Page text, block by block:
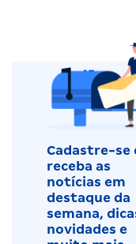
Cadastre-se
receba as
notícias em
destaque da
semana,
novidades e